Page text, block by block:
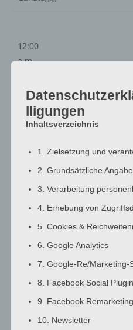
12:00
a.m.
a.m.
2:00
a.m.
5:00
a.m.
7:00
a.m.
8:00
a.m.
lligungen
Inhaltsverzeichnis
1. Zielsetzung und
2. Grundsätzliche
3. Verarbeitung
4. Erhebung von
5. Cookies &
6. Google Analytics
7. Google-Re/Marketing-
8. Facebook Social
9. Facebook Remarketing
10. Newsletter